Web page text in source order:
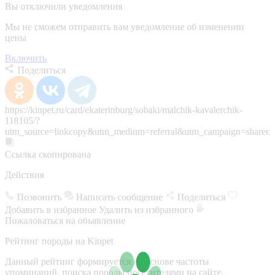
Вы отключили уведомления
Мы не сможем отправить вам уведомление об изменении
цены
Включить
Поделиться
https://kinpet.ru/card/ekaterinburg/sobaki/malchik-kavalerchik-
118105/?
Ссылка скопирована
Действия
Позвонить Написать сообщение
Поделиться
Добавить в избранное Удалить из избранного
Пожаловаться на объявление
Рейтинг породы на Kinpet
Данный рейтинг формируется на основе частоты
упоминаний, поиска породы посетителями на сайте,